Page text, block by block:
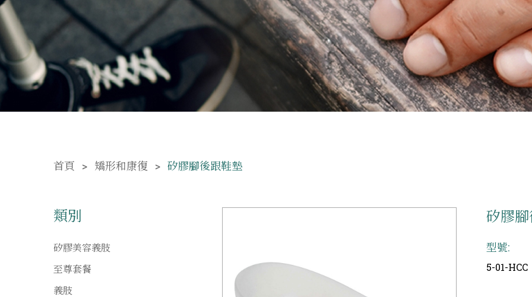
首頁 矯形和康復 矽膠腳後跟鞋墊
類別
矽膠美容義肢
至尊套餐
義肢
矽膠
型號:
5-01-HCC